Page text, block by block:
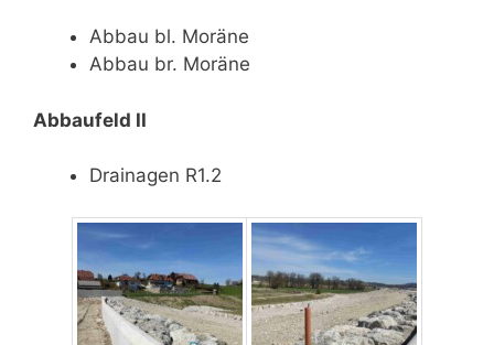
Abbau bl. Moräne
Abbau br. Moräne
Abbaufeld II
Drainagen R1.2